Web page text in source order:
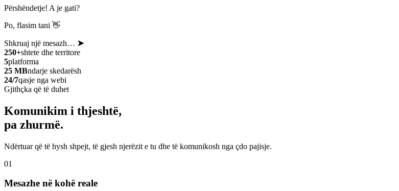
Përshëndetje! A je gati?
Po, flasim tani 👋
Shkruaj një mesazh… ➤
250+shtete dhe territore
5platforma
25 MBndarje skedarësh
24/7qasje nga webi
Gjithçka që të duhet
Komunikim i thjeshtë,
pa zhurmë.
Ndërtuar që të hysh shpejt, të gjesh njerëzit e tu dhe të komunikosh nga çdo pajisje.
01
Mesazhe në kohë reale